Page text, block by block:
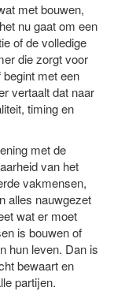
met bouwen,
nu gaat om een
of de volledige
die zorgt voor
met een
vertaalt dat naar
timing en
met de
van het
vakmensen,
alles nauwgezet
wat er moet
is bouwen of
hun leven. Dan is
bewaart en
partijen.